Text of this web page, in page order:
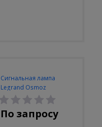
Сигнальная лампа
Legrand Osmoz
моноблочная. LED.
красная. 24В
По запросу